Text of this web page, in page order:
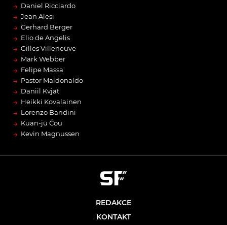
→ Daniel Ricciardo
→ Jean Alesi
→ Gerhard Berger
→ Elio de Angelis
→ Gilles Villeneuve
→ Mark Webber
→ Felipe Massa
→ Pastor Maldonaldo
→ Daniil Kvjat
→ Heikki Kovalainen
→ Lorenzo Bandini
→ Kuan-jü Čou
→ Kevin Magnussen
REDAKCE
KONTAKT